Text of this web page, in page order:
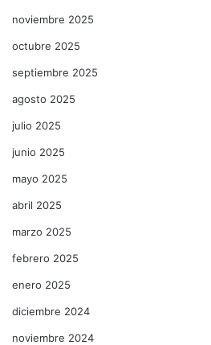
noviembre 2025
octubre 2025
septiembre 2025
agosto 2025
julio 2025
junio 2025
mayo 2025
abril 2025
marzo 2025
febrero 2025
enero 2025
diciembre 2024
noviembre 2024